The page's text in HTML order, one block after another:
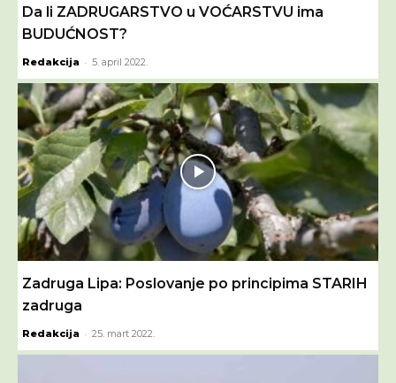
Da li ZADRUGARSTVO u VOĆARSTVU ima
BUDUĆNOST?
Redakcija - 5. april 2022.
Zadruga Lipa: Poslovanje po principima STARIH
zadruga
Redakcija - 25. mart 2022.